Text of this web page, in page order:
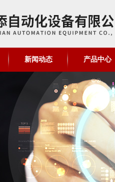
新闻动态 产品中心